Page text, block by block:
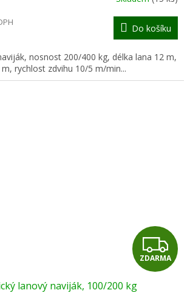
M
A
Do košíku
nosnost 200/400 kg, délka lana 12 m,
rychlost zdvihu 10/5 m/min...
Z
D
ZDARMA
lanový naviják, 100/200 kg